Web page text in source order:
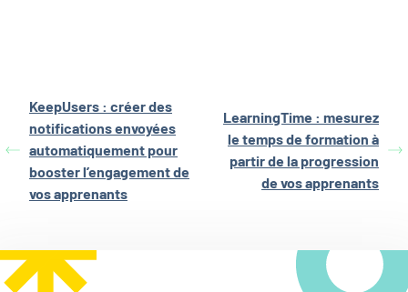
KeepUsers : créer des
notifications envoyées
automatiquement pour
booster l’engagement de
vos apprenants
LearningTime : mesurez
le temps de formation à
partir de la progression
de vos apprenants